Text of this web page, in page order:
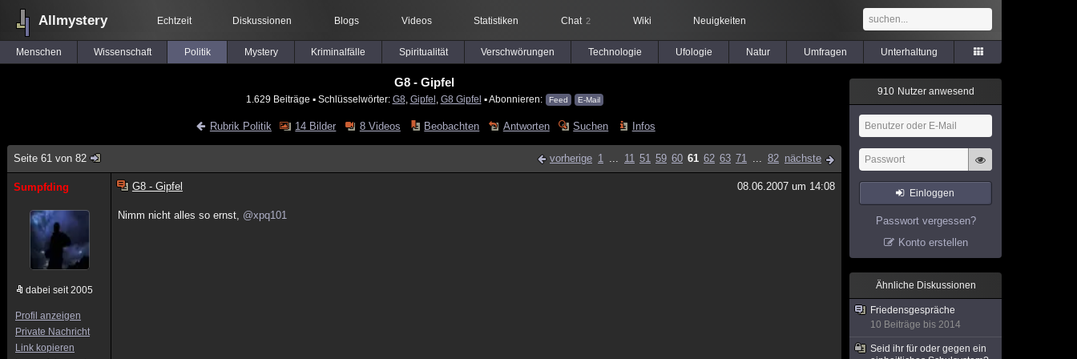
Allmystery Echtzeit Diskussionen Blogs Videos Statistiken Chat 2 Wiki Neuigkeiten
Menschen Wissenschaft Politik Mystery Kriminalfälle Spiritualität Verschwörungen Technologie Ufologie Natur Umfragen Unterhaltung
G8 - Gipfel
1.629 Beiträge ▪ Schlüsselwörter: G8 Gipfel G8 Gipfel ▪ Abonnieren: Feed E-Mail
Rubrik Politik 14 Bilder 8 Videos Beobachten Antworten Suchen Infos
Seite 61 von 82 vorherige 1 ... 11 51 59 60 61 62 63 71 ... 82 nächste
Sumpfding
dabei seit 2005
Profil anzeigen
Private Nachricht
Link kopieren
G8 - Gipfel 08.06.2007 um 14:08
Nimm nicht alles so ernst, @xpq101
910 Nutzer anwesend
Einloggen
Passwort vergessen?
Konto erstellen
Ähnliche Diskussionen
Friedensgespräche
10 Beiträge bis 2014
Seid ihr für oder gegen ein